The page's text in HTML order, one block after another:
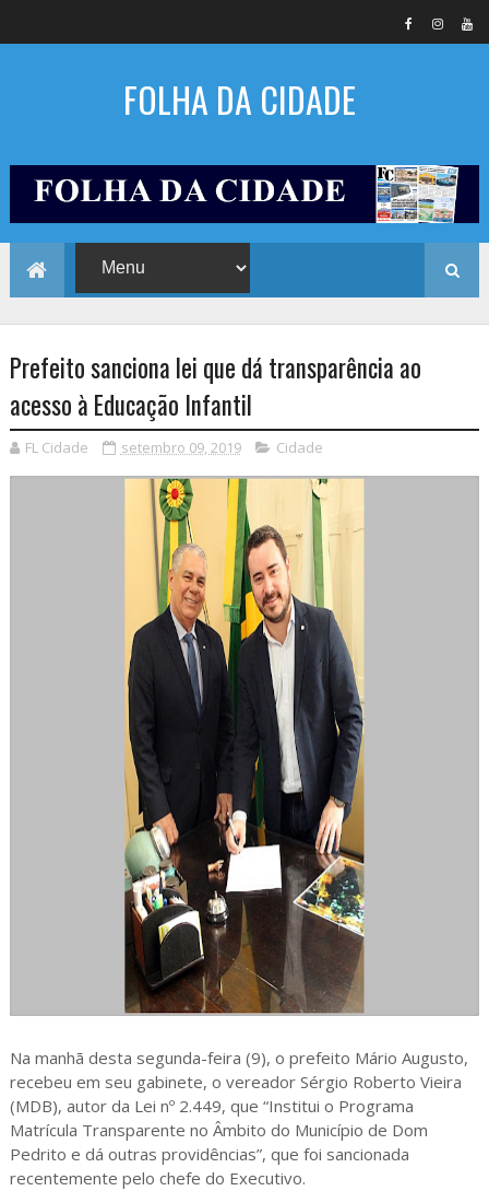
FOLHA DA CIDADE
Prefeito sanciona lei que dá transparência ao
acesso à Educação Infantil
FL Cidade setembro 09, 2019 Cidade
Na manhã desta segunda-feira (9), o prefeito Mário Augusto,
recebeu em seu gabinete, o vereador Sérgio Roberto Vieira
(MDB), autor da Lei nº 2.449, que “Institui o Programa
Matrícula Transparente no Âmbito do Município de Dom
Pedrito e dá outras providências”, que foi sancionada
recentemente pelo chefe do Executivo.